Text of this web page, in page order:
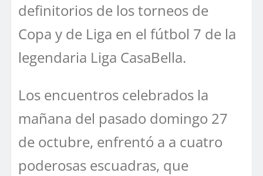
definitorios de los torneos de
Copa y de Liga en el fútbol 7 de la
legendaria Liga CasaBella.
Los encuentros celebrados la
mañana del pasado domingo 27
de octubre, enfrentó a a cuatro
poderosas escuadras, que